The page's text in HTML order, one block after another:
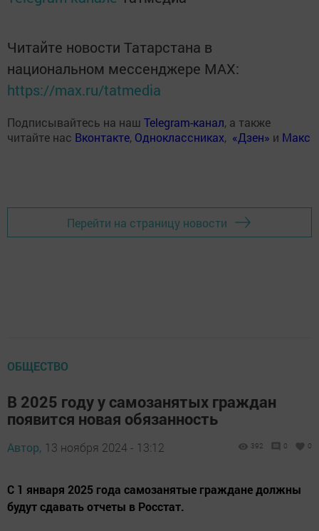
Читайте новости Татарстана в
национальном мессенджере MАХ:
https://max.ru/tatmedia
Подписывайтесь на наш Telegram-канал, а также
читайте нас Вконтакте, Одноклассниках, «Дзен» и Макс
Перейти на страницу новости
ОБЩЕСТВО
В 2025 году у самозанятых граждан
появится новая обязанность
Автор, 13 ноября 2024 - 13:12 392 0 0
С 1 января 2025 года самозанятые граждане должны
будут сдавать отчеты в Росстат.